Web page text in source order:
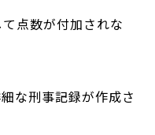
点数が付加されな
な刑事記録が作成さ